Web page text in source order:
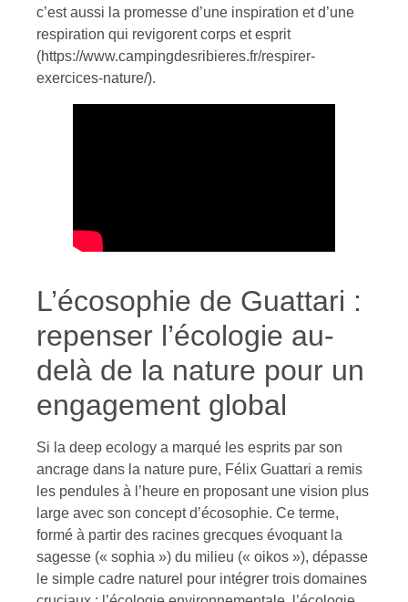
c’est aussi la promesse d’une inspiration et d’une
respiration qui revigorent corps et esprit
(https://www.campingdesribieres.fr/respirer-
exercices-nature/).
L’écosophie de Guattari :
repenser l’écologie au-
delà de la nature pour un
engagement global
Si la deep ecology a marqué les esprits par son
ancrage dans la nature pure, Félix Guattari a remis
les pendules à l’heure en proposant une vision plus
large avec son concept d’écosophie. Ce terme,
formé à partir des racines grecques évoquant la
sagesse (« sophia ») du milieu (« oikos »), dépasse
le simple cadre naturel pour intégrer trois domaines